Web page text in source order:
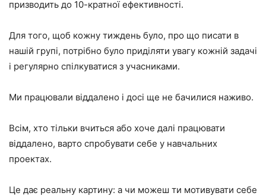
призводить до 10-кратної ефективності.
Для того, щоб кожну тиждень було, про що писати в
нашій групі, потрібно було приділяти увагу кожній задачі
і регулярно спілкуватися з учасниками.
Ми працювали віддалено і досі ще не бачилися наживо.
Всім, хто тільки вчиться або хоче далі працювати
віддалено, варто спробувати себе у навчальних
проектах.
Це дає реальну картину: а чи можеш ти мотивувати себе